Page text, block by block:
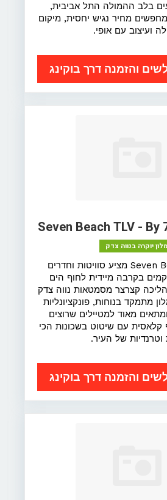
בלב ההמולה התל אביבית,
מחיר נגיש יחסית, מיקום
ועיצוב עם אופי.
והזמנה דרך בוקינג
Seven Beach TLV - By
מלון יוקרה בנווה צדק
מלון Seven Beach TLV מציע סוויטות וחדרים
בקרבה מיידית לחוף הים
קצרצר מסמטאות נווה צדק
מתמקד בנוחות, פונקציונליות
ומתאים מאוד למטיילים שרוצים
עם שיטוט בשכונות הכי
וטרנדיות של העיר.
והזמנה דרך בוקינג